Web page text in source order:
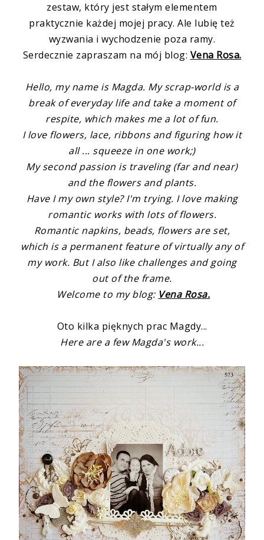
zestaw, który jest stałym elementem
praktycznie każdej mojej pracy. Ale lubię też
wyzwania i wychodzenie poza ramy.
Serdecznie zapraszam na mój blog: Vena Rosa.
Hello, my name is Magda. My scrap-world is a
break of everyday life and take a moment of
respite, which makes me a lot of fun.
I love flowers, lace, ribbons and figuring how it
all ... squeeze in one work;)
My second passion is traveling (far and near)
and the flowers and plants.
Have I my own style? I'm trying. I love making
romantic works with lots of flowers.
Romantic napkins, beads, flowers are set,
which is a permanent feature of virtually any of
my work. But I also like challenges and going
out of the frame.
Welcome to my blog: Vena Rosa.
Oto kilka pięknych prac Magdy...
Here are a few Magda's work...